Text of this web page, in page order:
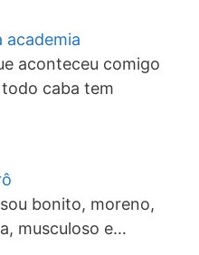
academia
aconteceu comigo
caba tem
bonito, moreno,
musculoso e…